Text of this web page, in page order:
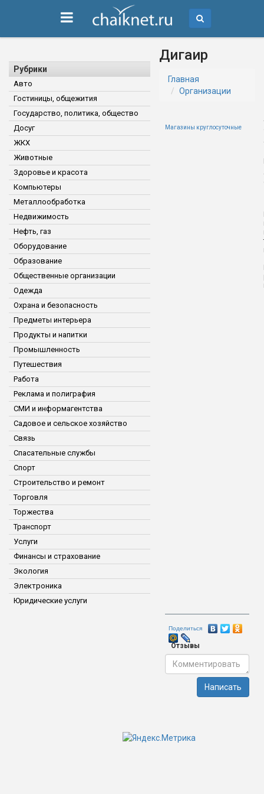
Рубрики
Авто
Гостиницы, общежития
Государство, политика, общество
Досуг
ЖКХ
Животные
Здоровье и красота
Компьютеры
Металлообработка
Недвижимость
Нефть, газ
Оборудование
Образование
Общественные организации
Одежда
Охрана и безопасность
Предметы интерьера
Продукты и напитки
Промышленность
Путешествия
Работа
Реклама и полиграфия
СМИ и информагентства
Садовое и сельское хозяйство
Связь
Спасательные службы
Спорт
Строительство и ремонт
Торговля
Торжества
Транспорт
Услуги
Финансы и страхование
Экология
Электроника
Юридические услуги
Дигаир
Главная
Организации
Магазины круглосуточные
Поделиться
Отзывы
Написать